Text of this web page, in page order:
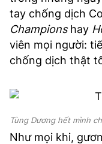
tay chống dịch
Championshay H
viên mọi người:
chống dịch thật
Tùng Dương hết mình
Như mọi khi,